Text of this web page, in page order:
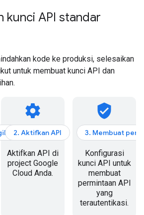
kunci API standar
kode ke produksi, selesaikan
untuk membuat kunci API dan
settings
2. Aktifkan API
Aktifkan API di
project Google
Cloud Anda.
verified_user
3. Membuat
Konfigurasi
kunci API untuk
membuat
permintaan API
yang
terautentikasi.